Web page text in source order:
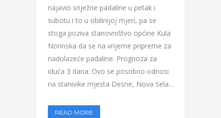
najavio snježne padaline u petak i
subotu i to u obilinijoj mjeri, pa se
stoga poziva stanovništvo općine Kula
Norinska da se na vrijeme pripreme za
nadolazeće padaline. Prognoza za
iduća 3 dana: Ovo se posobno odnosi
na stanivike mjesta Desne, Nova Sela...
READ MORE